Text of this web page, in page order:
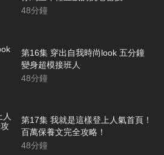
48分鐘
第16集 穿出自我時尚look 五分鐘
變身超模接班人
48分鐘
第17集 我就是這樣登上人氣首頁！
百萬保養文完全攻略！
48分鐘